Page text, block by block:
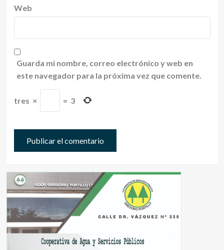
Web
Guarda mi nombre, correo electrónico y web en
este navegador para la próxima vez que comente.
tres × = 3